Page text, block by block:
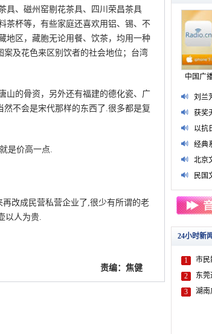
具、磁州窑剔花茶具、四川荣昌茶具
茶杯等，有些家庭还喜欢用铝、锡、不
地区，藏胞无论用餐、饮茶，均用一种
案及花色来区别饮者的社会地位；台湾
的骨资，另外还有福建的德化瓷、广
不会是宋代那样的东西了.很多都是复
是价高一点.
改成民营私营企业了,很少有所谓的老
以人为贵.
责编：焦健